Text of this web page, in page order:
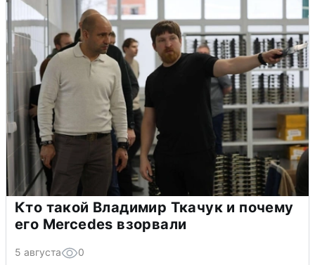
Кто такой Владимир Ткачук и почему
его Mercedes взорвали
5 августа 0